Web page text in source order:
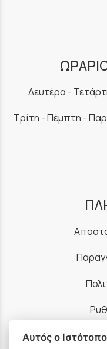
Δευτέρα -
Τρίτη - Πέμπτη -
Όροι
Αυτός ο